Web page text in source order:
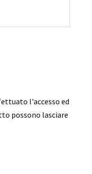
l'accesso ed
possono lasciare